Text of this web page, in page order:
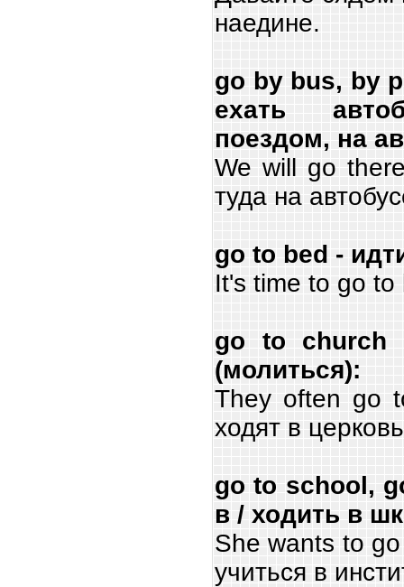
наедине.
go by bus, by
ехать
поездом, на
We will go
туда на
go to bed -
It's time to go
go to church
(молиться):
They often go
ходят в
go to school,
в / ходить в
She wants to
учиться в